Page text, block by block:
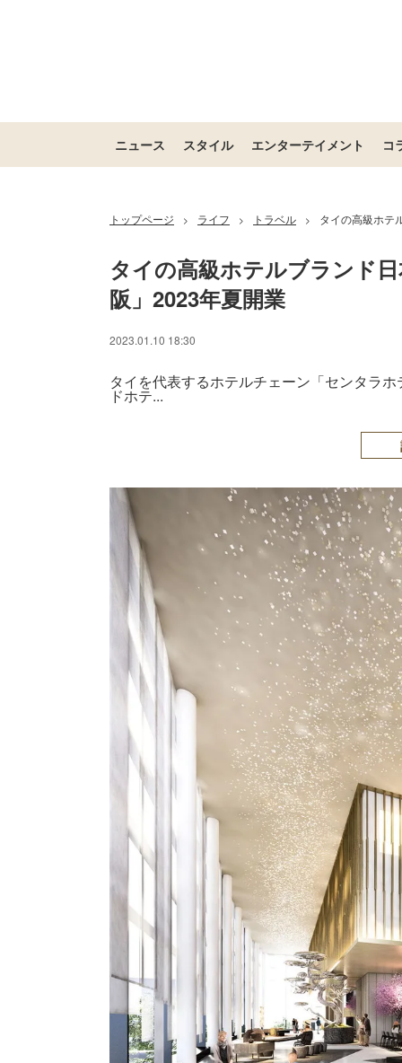
ニュース スタイル エンターテイメント コ
トップページ > ライフ > トラベル > タイの高級ホテ
タイの高級ホテルブランド
阪」2023年夏開業
2023.01.10 18:30
タイを代表するホテルチェーン「センタラ
ドホテ...